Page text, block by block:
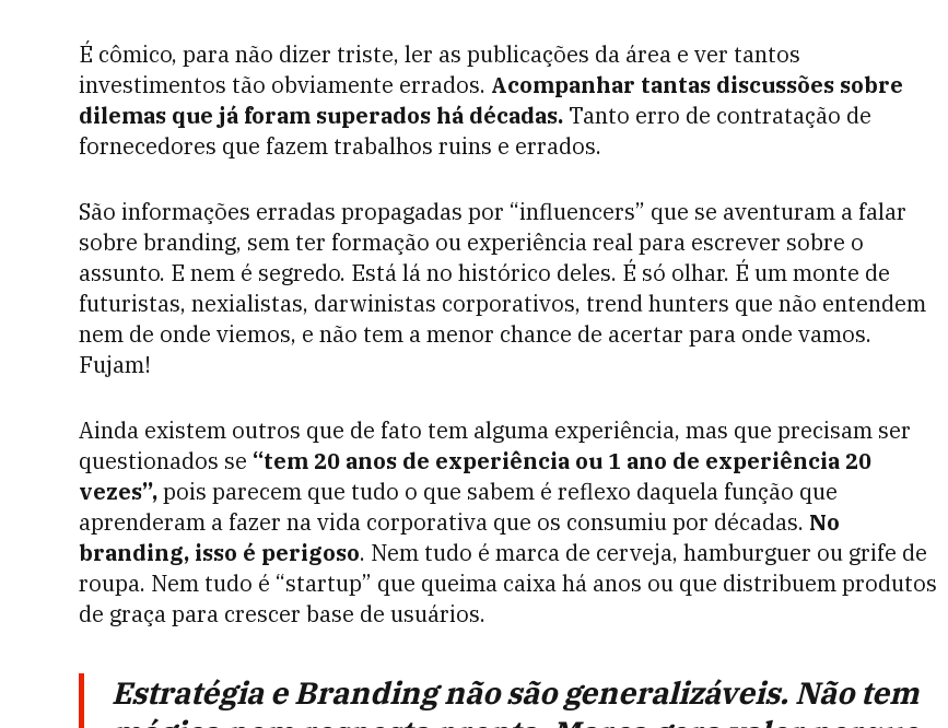
É cômico, para não dizer triste, ler as publicações da área e ver tantos
investimentos tão obviamente errados. Acompanhar tantas discussões sobre
dilemas que já foram superados há décadas. Tanto erro de contratação de
fornecedores que fazem trabalhos ruins e errados.
São informações erradas propagadas por “influencers” que se aventuram a falar
sobre branding, sem ter formação ou experiência real para escrever sobre o
assunto. E nem é segredo. Está lá no histórico deles. É só olhar. É um monte de
futuristas, nexialistas, darwinistas corporativos, trend hunters que não entendem
nem de onde viemos, e não tem a menor chance de acertar para onde vamos.
Fujam!
Ainda existem outros que de fato tem alguma experiência, mas que precisam ser
questionados se “tem 20 anos de experiência ou 1 ano de experiência 20
vezes”,pois parecem que tudo o que sabem é reflexo daquela função que
aprenderam a fazer na vida corporativa que os consumiu por décadas. No
branding, isso é perigoso. Nem tudo é marca de cerveja, hamburguer ou grife de
roupa. Nem tudo é “startup” que queima caixa há anos ou que distribuem produtos
de graça para crescer base de usuários.
Estratégia e Branding não são generalizáveis. Não tem